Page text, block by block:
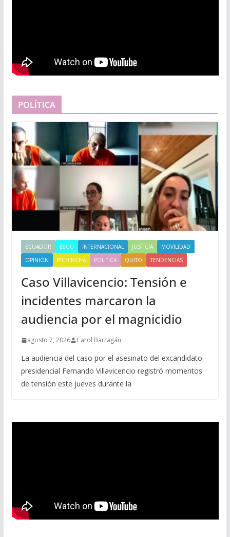
POLÍTICA
ECUADOR EEUU INTERNACIONAL JUSTICIA
MOVILIDAD
OPINIÓN
PICHINCHA POLITICA QUITO TENDENCIAS
Caso Villavicencio: Tensión e
incidentes marcaron la
audiencia por el magnicidio
agosto 7, 2026 Carol Barragán
La audiencia del caso por el asesinato del excandidato
presidencial Fernando Villavicencio registró momentos
de tensión este jueves durante la